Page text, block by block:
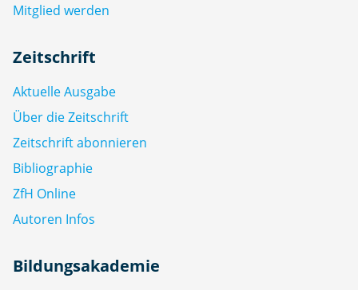
Mitglied werden
Zeitschrift
Aktuelle Ausgabe
Über die Zeitschrift
Zeitschrift abonnieren
Bibliographie
ZfH Online
Autoren Infos
Bildungsakademie